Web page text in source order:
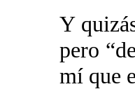
Y
pero
mí que